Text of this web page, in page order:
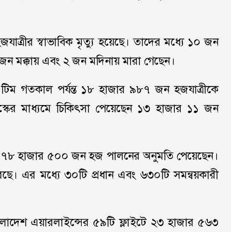
স্বাভাবিক মৃত্যু হয়েছে। তাদের মধ্যে ১০ জন
মক্কায় এবং ২ জন মদিনায় মারা গেছেন।
গতকাল পর্যন্ত ১৮ হাজার ৯৮৭ জন হজযাত্রীকে
মাধ্যমে চিকিৎসা পেয়েছেন ১৩ হাজার ১১ জন
হাজার ৫০০ জন হজ পালনের অনুমতি পেয়েছেন।
এর মধ্যে ৩০টি প্রধান এবং ৬৩০টি সমন্বয়কারী
এয়ারলাইন্সের ৫৯টি ফ্লাইটে ২৩ হাজার ৫৬৩